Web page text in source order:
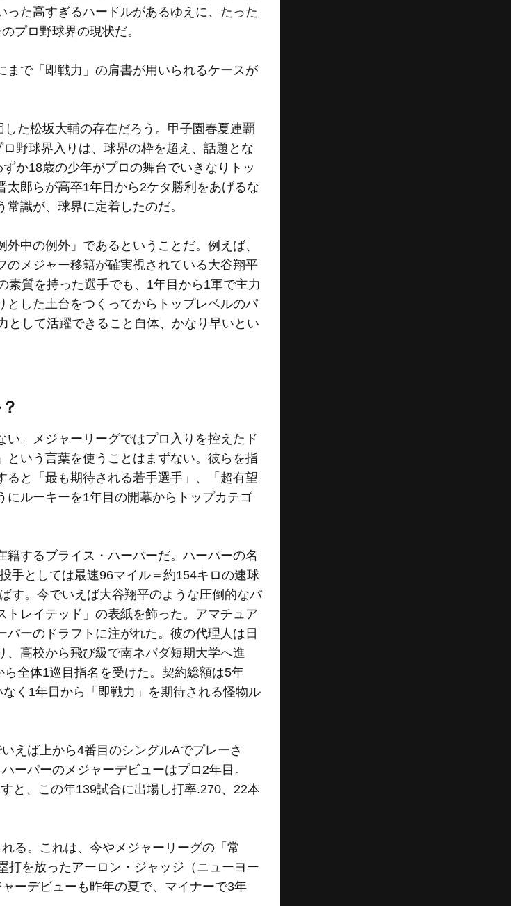
た高すぎるハードルがあるゆえに、たった
プロ野球界の現状だ。
で「即戦力」の肩書が用いられるケースが
た松坂大輔の存在だろう。甲子園春夏連覇
野球界入りは、球界の枠を超え、話題とな
か18歳の少年がプロの舞台でいきなりトッ
郎らが高卒1年目から2ケタ勝利をあげるな
識が、球界に定着したのだ。
中の例外」であるということだ。例えば、
メジャー移籍が確実視されている大谷翔平
素質を持った選手でも、1年目から1軍で主力
とした土台をつくってからトップレベルのパ
として活躍できること自体、かなり早いとい
。メジャーリーグではプロ入りを控えたド
いう言葉を使うことはまずない。彼らを指
ると「最も期待される若手選手」、「超有望
ルーキーを1年目の開幕からトップカテゴ
するブライス・ハーパーだ。ハーパーの名
手としては最速96マイル＝約154キロの速球
す。今でいえば大谷翔平のような圧倒的なパ
レイテッド」の表紙を飾った。アマチュア
ーのドラフトに注がれた。彼の代理人は日
高校から飛び級で南ネバダ短期大学へ進
全体1巡目指名を受けた。契約総額は5年
く1年目から「即戦力」を期待される怪物ル
えば上から4番目のシングルAでプレーさ
ーパーのメジャーデビューはプロ2年目。
と、この年139試合に出場し打率.270、22本
る。これは、今やメジャーリーグの「常
打を放ったアーロン・ジャッジ（ニューヨー
ーデビューも昨年の夏で、マイナーで3年